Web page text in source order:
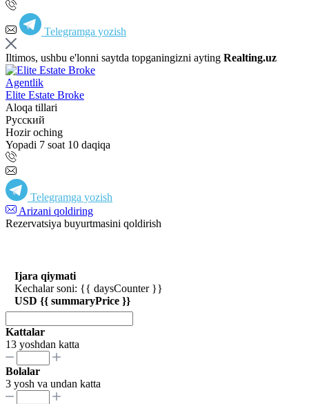
Telegramga yozish
Iltimos, ushbu e'lonni saytda topganingizni ayting Realting.uz
Agentlik
Elite Estate Broke
Aloqa tillari
Русский
Hozir oching
Yopadi 7 soat 10 daqiqa
Telegramga yozish
Arizani qoldiring
Rezervatsiya buyurtmasini qoldirish
Ijara qiymati
Kechalar soni: {{ daysCounter }}
USD {{ summaryPrice }}
Kattalar
13 yoshdan katta
Bolalar
3 yosh va undan katta